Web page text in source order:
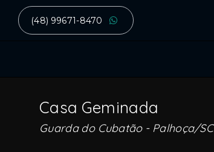
(48) 99671-8470
Casa Geminada
Guarda do Cubatão - Palhoça/SC